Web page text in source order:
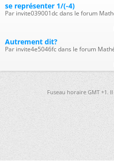
se représenter 1/(-4)
Par invite039001dc dans le forum
Autrement dit?
Par invite4e5046fc dans le forum
Fuseau horaire GMT +1.